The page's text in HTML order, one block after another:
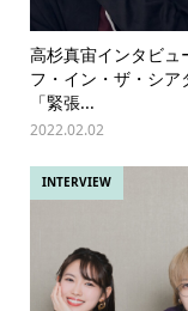
高杉真宙インタビュ
フ・イン・ザ・シア
「緊張...
2022.02.02
INTERVIEW